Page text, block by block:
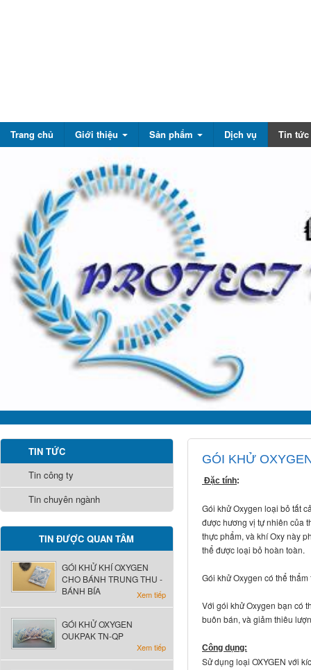
Trang chủ Giới thiệu Sản phẩm Dịch vụ Tin tức
TIN TỨC
Tin công ty
Tin chuyên ngành
TIN ĐƯỢC QUAN TÂM
GÓI KHỬ KHÍ OXYGEN
CHO BÁNH TRUNG THU -
BÁNH BÍA
Xem tiếp
GÓI KHỬ OXYGEN
OUKPAK TN-QP
Xem tiếp
GÓI KHỬ
Đặc tính:
Gói khử Oxygen loại bỏ tất
được hương vị tự nhiên của
thực phẩm, và khí Oxy này
thể được loại bỏ hoàn toàn.
Gói khử Oxygen có thể
Với gói khử Oxygen bạn có
buôn bán, và giảm thiêu
Công dụng:
Sử dụng loại OXYGEN với